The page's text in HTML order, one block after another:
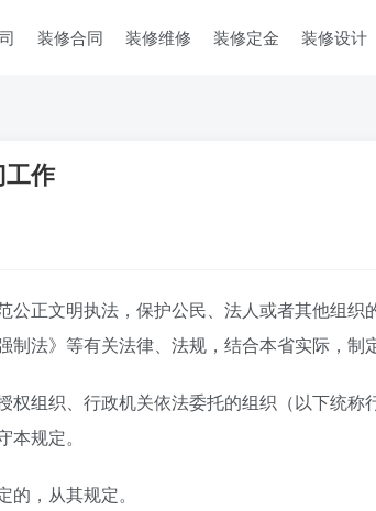
装修合同 装修维修 装修定金 装修设计
工作
正文明执法，保护公民、法人或者其他组织
法》等有关法律、法规，结合本省实际，制
组织、行政机关依法委托的组织（以下统
规定。
，从其规定。